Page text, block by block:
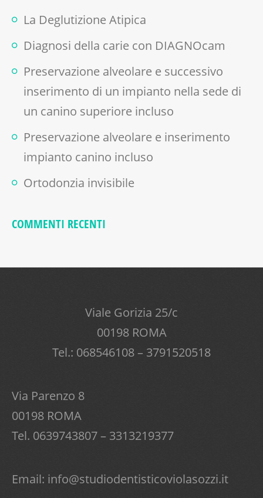
La Deglutizione Atipica
Diagnosi della carie con DIAGNOcam
Preservazione alveolare e successivo
inserimento di un impianto nella sede di
un canino superiore incluso
Preservazione alveolare e inserimento
impianto canino incluso
Ortodonzia invisibile
COMMENTI RECENTI
Viale Gorizia 25/c
00198 ROMA
Tel.: 068546108 – 3791520518
Via Parenzo 8
00198 ROMA
Tel. 0639743807 – 3313219377
Email: info@studiodentisticoviolasozzi.it